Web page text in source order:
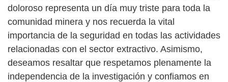
doloroso representa un día muy triste para toda la
comunidad minera y nos recuerda la vital
importancia de la seguridad en todas las actividades
relacionadas con el sector extractivo. Asimismo,
deseamos resaltar que respetamos plenamente la
independencia de la investigación y confiamos en